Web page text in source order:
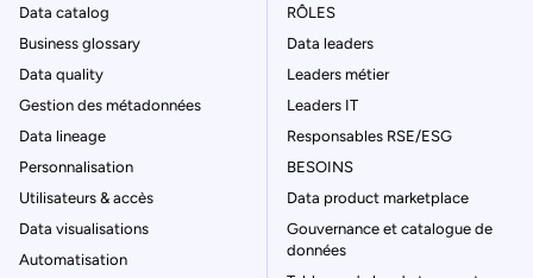
Data catalog
Business glossary
Data quality
Gestion des métadonnées
Data lineage
Personnalisation
Utilisateurs & accès
Data visualisations
Automatisation
RÔLES
Data leaders
Leaders métier
Leaders IT
Responsables RSE/ESG
BESOINS
Data product marketplace
Gouvernance et catalogue de
données